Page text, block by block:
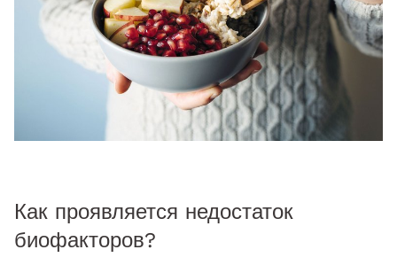
Как проявляется недостаток
биофакторов?